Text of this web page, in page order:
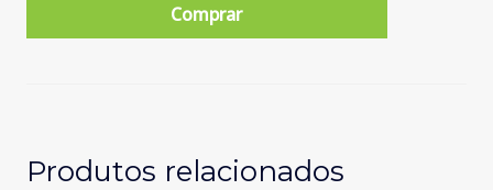
recheada
Comprar
Produtos relacionados